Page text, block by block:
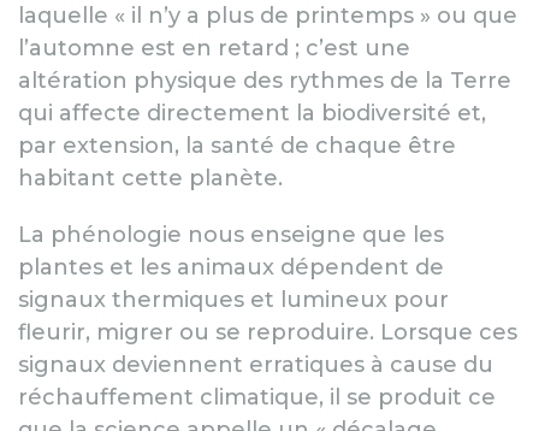
laquelle « il n’y a plus de printemps » ou que
l’automne est en retard ; c’est une
altération physique des rythmes de la Terre
qui affecte directement la biodiversité et,
par extension, la santé de chaque être
habitant cette planète.
La phénologie nous enseigne que les
plantes et les animaux dépendent de
signaux thermiques et lumineux pour
fleurir, migrer ou se reproduire. Lorsque ces
signaux deviennent erratiques à cause du
réchauffement climatique, il se produit ce